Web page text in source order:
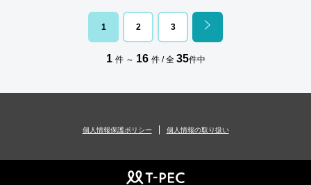
1 2 3
1 件 ～ 16 件 / 全 35件中
個人情報保護ポリシー 個人情報の取り扱い